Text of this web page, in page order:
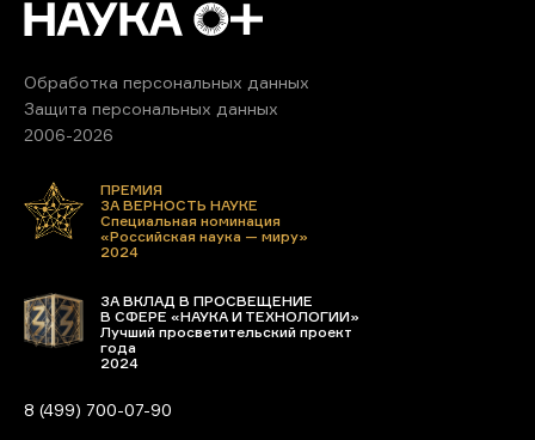
Обработка персональных данных
Защита персональных данных
2006-2026
ПРЕМИЯ
ЗА ВЕРНОСТЬ НАУКЕ
Специальная номинация
«Российская наука — миру»
2024
ЗА ВКЛАД В ПРОСВЕЩЕНИЕ
В СФЕРЕ «НАУКА И ТЕХНОЛОГИИ»
Лучший просветительский проект
года
2024
8 (499) 700-07-90